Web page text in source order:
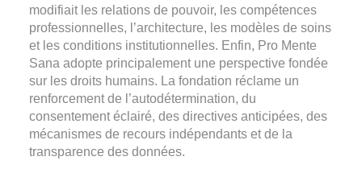
modifiait les relations de pouvoir, les compétences
professionnelles, l’architecture, les modèles de soins
et les conditions institutionnelles. Enfin, Pro Mente
Sana adopte principalement une perspective fondée
sur les droits humains. La fondation réclame un
renforcement de l’autodétermination, du
consentement éclairé, des directives anticipées, des
mécanismes de recours indépendants et de la
transparence des données.